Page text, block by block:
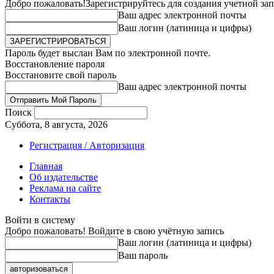
Добро пожаловать!Зарегистрируйтесь для создания учетной
Ваш адрес электронной почты
Ваш логин (латиница и цифры)
Пароль будет выслан Вам по электронной почте.
Восстановление пароля
Восстановите свой пароль
Ваш адрес электронной почты
Поиск
Суббота, 8 августа, 2026
Регистрация / Авторизация
Главная
Об издательстве
Реклама на сайте
Контакты
Войти в систему
Добро пожаловать! Войдите в свою учётную запись
Ваш логин (латиница и цифры)
Ваш пароль